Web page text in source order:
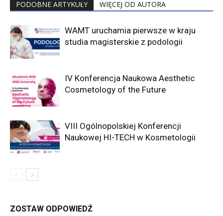
PODOBNE ARTYKUŁY WIĘCEJ OD AUTORA
WAMT uruchamia pierwsze w kraju
studia magisterskie z podologii
IV Konferencja Naukowa Aesthetic
Cosmetology of the Future
VIII Ogólnopolskiej Konferencji
Naukowej HI-TECH w Kosmetologii
ZOSTAW ODPOWIEDŹ